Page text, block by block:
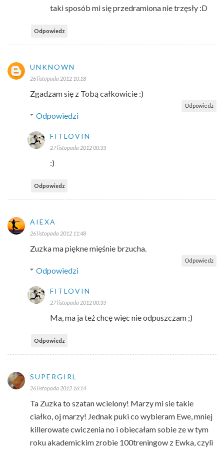
taki sposób mi się przedramiona nie trzęsły :D
Odpowiedz
UNKNOWN
26 listopada 2012 10:18
Zgadzam się z Tobą całkowicie :)
Odpowiedz
Odpowiedzi
FITLOVIN
27 listopada 2012 00:33
:)
Odpowiedz
AIEXA
26 listopada 2012 11:48
Zuzka ma piękne mięśnie brzucha.
Odpowiedz
Odpowiedzi
FITLOVIN
27 listopada 2012 00:33
Ma, ma ja też chcę więc nie odpuszczam ;)
Odpowiedz
SUPERGIRL
26 listopada 2012 16:14
Ta Zuzka to szatan wcielony! Marzy mi sie takie
ciałko, oj marzy! Jednak puki co wybieram Ewe, mniej
killerowate cwiczenia no i obiecałam sobie ze w tym
roku akademickim zrobie 100treningow z Ewka, czyli